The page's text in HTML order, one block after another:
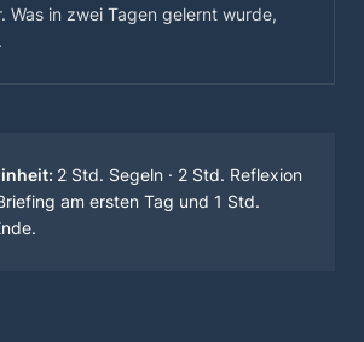
Was in zwei Tagen gelernt wurde,
2 Std. Segeln · 2 Std. Reflexion
am ersten Tag und 1 Std.